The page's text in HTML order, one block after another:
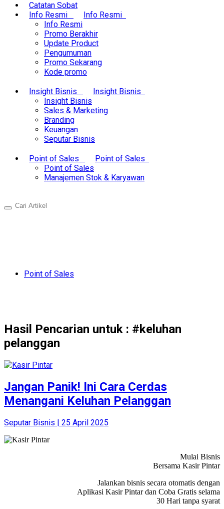
Catatan Sobat
Info Resmi
Info Resmi
Info Resmi
Promo Berakhir
Update Product
Pengumuman
Promo Sekarang
Kode promo
Insight Bisnis
Insight Bisnis
Insight Bisnis
Sales & Marketing
Branding
Keuangan
Seputar Bisnis
Point of Sales
Point of Sales
Point of Sales
Manajemen Stok & Karyawan
Point of Sales
Hasil Pencarian untuk : #keluhan
pelanggan
Jangan Panik! Ini Cara Cerdas
Menangani Keluhan Pelanggan
Seputar Bisnis | 25 April 2025
Mulai Bisnis
Bersama Kasir Pintar
Jalankan bisnis secara otomatis dengan
Aplikasi Kasir Pintar dan Coba Gratis selama
30 Hari tanpa syarat